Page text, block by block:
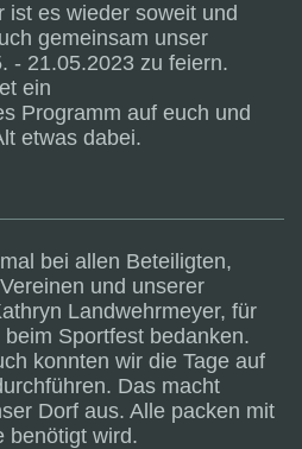
ist es wieder soweit und
gemeinsam unser
- 21.05.2023 zu feiern.
ein
Programm auf euch und
etwas dabei.
bei allen Beteiligten,
und unserer
Landwehrmeyer, für
Sportfest bedanken.
konnten wir die Tage auf
Das macht
Dorf aus. Alle packen mit
benötigt wird.